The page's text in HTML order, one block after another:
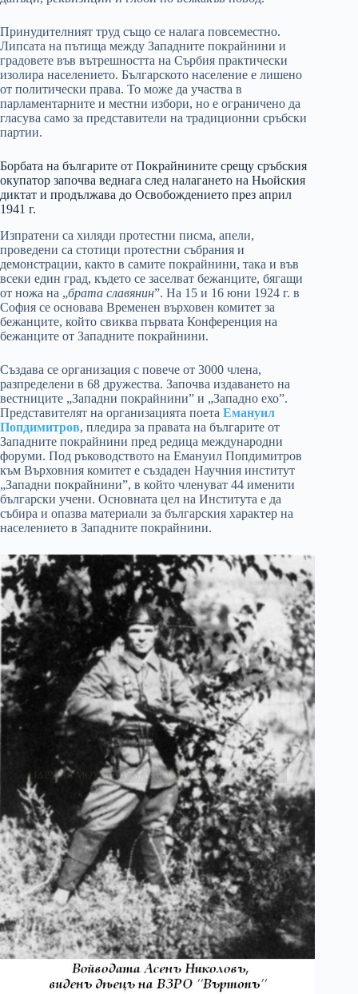
Принудителният труд също се налага повсеместно.
Липсата на пътища между Западните покрайнини и
градовете във вътрешността на Сърбия практически
изолира населението. Българското население е лишено
от политически права. То може да участва в
парламентарните и местни избори, но е ограничено да
гласува само за представители на традиционни сръбски
партии.
Борбата на българите от Покрайнините срещу сръбския
окупатор започва веднага след налагането на Ньойския
диктат и продължава до Освобождението през април
1941 г.
Изпратени са хиляди протестни писма, апели,
проведени са стотици протестни събрания и
демонстрации, както в самите покрайнини, така и във
всеки един град, където се заселват бежанците, бягащи
от ножа на „брата славянин”. На 15 и 16 юни 1924 г. в
София се основава Временен върховен комитет за
бежанците, който свиква първата Конференция на
бежанците от Западните покрайнини.
Създава се организация с повече от 3000 члена,
разпределени в 68 дружества. Започва издаването на
вестниците „Западни покрайнини” и „Западно ехо”.
Представителят на организацията поета Емануил
Попдимитров, пледира за правата на българите от
Западните покрайнини пред редица международни
форуми. Под ръководството на Емануил Попдимитров
към Върховния комитет е създаден Научния институт
„Западни покрайнини”, в който членуват 44 именити
български учени. Основната цел на Института е да
събира и опазва материали за българския характер на
населението в Западните покрайнини.